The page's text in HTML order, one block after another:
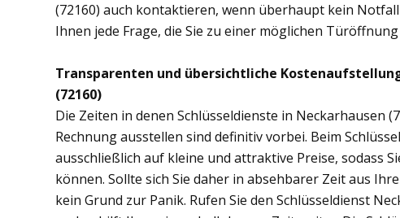
(72160) auch kontaktieren, wenn überhaupt kein
Ihnen jede Frage, die Sie zu einer möglichen
Transparenten und übersichtliche
(72160)
Die Zeiten in denen Schlüsseldienste in Neckarhausen
Rechnung ausstellen sind definitiv vorbei. Beim
ausschließlich auf kleine und attraktive Preise, sodass
können. Sollte sich Sie daher in absehbarer Zeit aus
kein Grund zur Panik. Rufen Sie den Schlüsseldienst